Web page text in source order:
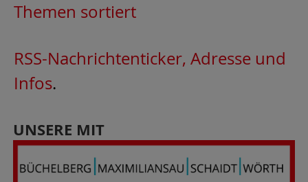
Themen sortiert
RSS-Nachrichtenticker, Adresse und
Infos.
UNSERE MIT